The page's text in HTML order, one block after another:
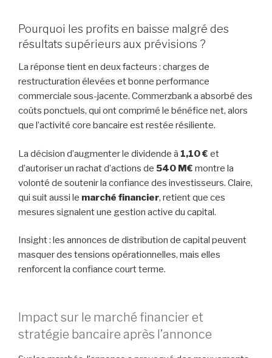
Pourquoi les profits en baisse malgré des
résultats supérieurs aux prévisions ?
La réponse tient en deux facteurs : charges de
restructuration élevées et bonne performance
commerciale sous-jacente. Commerzbank a absorbé des
coûts ponctuels, qui ont comprimé le bénéfice net, alors
que l’activité core bancaire est restée résiliente.
La décision d’augmenter le dividende à 1,10 € et
d’autoriser un rachat d’actions de 540 M€ montre la
volonté de soutenir la confiance des investisseurs. Claire,
qui suit aussi le marché financier, retient que ces
mesures signalent une gestion active du capital.
Insight : les annonces de distribution de capital peuvent
masquer des tensions opérationnelles, mais elles
renforcent la confiance court terme.
Impact sur le marché financier et
stratégie bancaire après l’annonce